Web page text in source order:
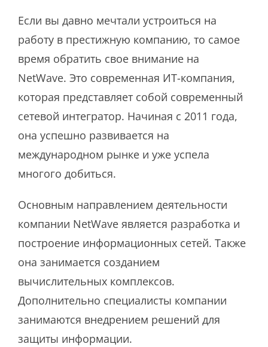
Если вы давно мечтали устроиться на
работу в престижную компанию, то самое
время обратить свое внимание на
NetWave. Это современная ИТ-компания,
которая представляет собой современный
сетевой интегратор. Начиная с 2011 года,
она успешно развивается на
международном рынке и уже успела
многого добиться.
Основным направлением деятельности
компании NetWave является разработка и
построение информационных сетей. Также
она занимается созданием
вычислительных комплексов.
Дополнительно специалисты компании
занимаются внедрением решений для
защиты информации.